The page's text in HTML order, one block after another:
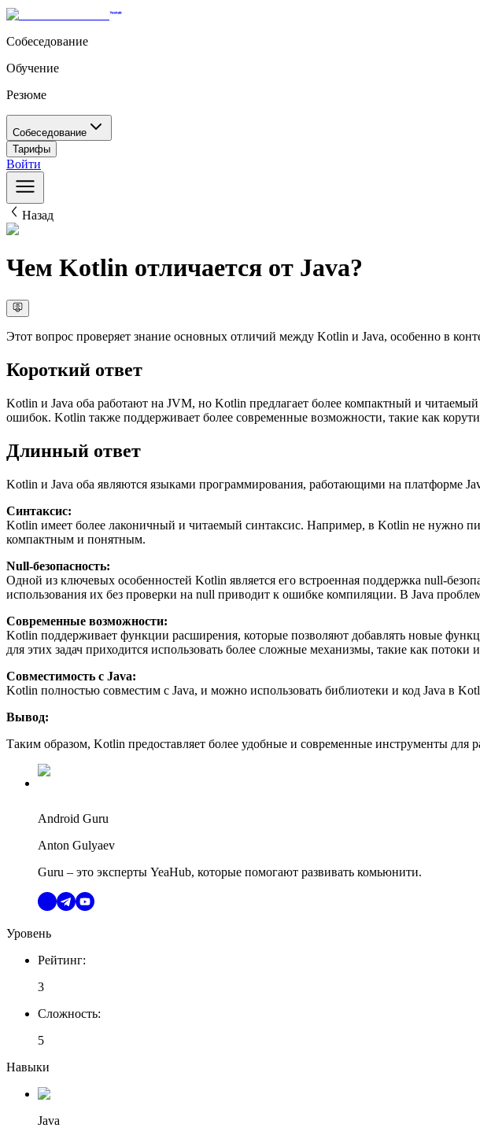
Собеседование
Обучение
Резюме
Собеседование
Тарифы
Войти
Назад
Чем Kotlin отличается от Java?
Этот вопрос проверяет знание основных отличий между Kotlin и Java, особенно в
Короткий ответ
Kotlin и Java оба работают на JVM, но Kotlin предлагает более компактный и
ошибок. Kotlin также поддерживает более современные возможности, такие как
Длинный ответ
Kotlin и Java оба являются языками программирования, работающими на платформе
Синтаксис:
Kotlin имеет более лаконичный и читаемый синтаксис. Например, в Kotlin не нужно
компактным и понятным.
Null-безопасность:
Одной из ключевых особенностей Kotlin является его встроенная поддержка null-
использования их без проверки на null приводит к ошибке компиляции. В Java
Современные возможности:
Kotlin поддерживает функции расширения, которые позволяют добавлять новые
для этих задач приходится использовать более сложные механизмы, такие как потоки
Совместимость с Java:
Kotlin полностью совместим с Java, и можно использовать библиотеки и код Java в
Вывод:
Таким образом, Kotlin предоставляет более удобные и современные инструменты
Android Guru
Anton Gulyaev
Guru – это эксперты YeaHub, которые помогают развивать комьюнити.
Уровень
Рейтинг:
3
Сложность:
5
Навыки
Java